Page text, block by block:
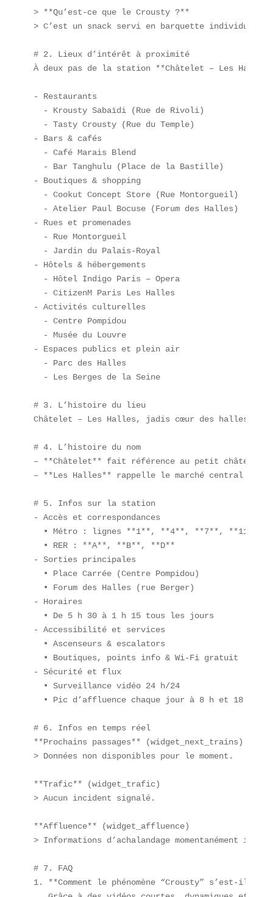
> **Qu’est-ce que le Crousty ?**
> C’est un snack servi en barquette
# 2. Lieux d’intérêt à proximité
À deux pas de la station **Châtelet – Les
- Restaurants
  - Krousty Sabaïdi (Rue de Rivoli)
  - Tasty Crousty (Rue du Temple)
- Bars & cafés
  - Café Marais Blend
  - Bar Tanghulu (Place de la Bastille)
- Boutiques & shopping
  - Cookut Concept Store (Rue Montorgueil)
  - Atelier Paul Bocuse (Forum des Halles)
- Rues et promenades
  - Rue Montorgueil
  - Jardin du Palais-Royal
- Hôtels & hébergements
  - Hôtel Indigo Paris – Opera
  - CitizenM Paris Les Halles
- Activités culturelles
  - Centre Pompidou
  - Musée du Louvre
- Espaces publics et plein air
  - Parc des Halles
  - Les Berges de la Seine
# 3. L’histoire du lieu
Châtelet – Les Halles, jadis cœur des halles
# 4. L’histoire du nom
– **Châtelet** fait référence au petit
– **Les Halles** rappelle le marché central de
# 5. Infos sur la station
- Accès et correspondances
• Métro : lignes **1**, **4**, **7**,
  • RER : **A**, **B**, **D**
- Sorties principales
  • Place Carrée (Centre Pompidou)
  • Forum des Halles (rue Berger)
- Horaires
  • De 5 h 30 à 1 h 15 tous les jours
- Accessibilité et services
  • Ascenseurs & escalators
  • Boutiques, points info & Wi-Fi gratuit
- Sécurité et flux
  • Surveillance vidéo 24 h/24
  • Pic d’affluence chaque jour à 8 h et 18 h
# 6. Infos en temps réel
**Prochains passages** (widget_next_trains)
> Données non disponibles pour le moment.
**Trafic** (widget_trafic)
> Aucun incident signalé.
**Affluence** (widget_affluence)
> Informations d’achalandage momentanément
# 7. FAQ
1. **Comment le phénomène “Crousty” s’est-il